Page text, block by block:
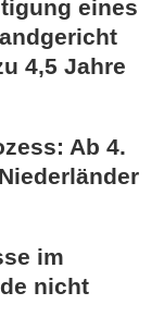
eines
4,5 Jahre
Ab 4.
im
nicht